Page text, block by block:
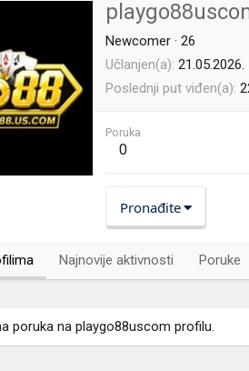
Newcomer · 26
Učlanjen(a) 21.05.2026.
Poslednji put viđen(a)
Poruka
0
Pronađite
Najnovije aktivnosti Poruke
poruka na playgo88uscom profilu.